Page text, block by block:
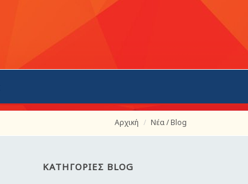
Αρχική Νέα / Blog
ΚΑΤΗΓΟΡΙΕΣ BLOG